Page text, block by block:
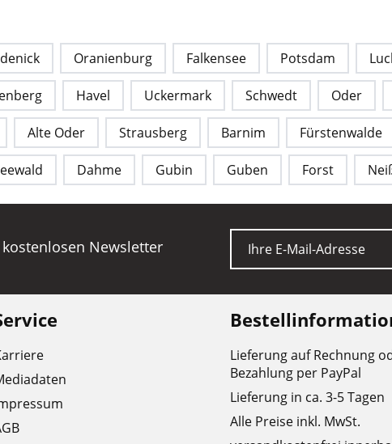
Oranienburg Falkensee Potsdam
Havel Uckermark Schwedt Oder
Alte Oder Strausberg Barnim Fürstenwalde
Dahme Gubin Guben Forst
Newsletter E-Mail
Lieferung auf Rechnung
Bezahlung per PayPal
Lieferung in ca. 3-5 Tagen
Alle Preise inkl. MwSt.